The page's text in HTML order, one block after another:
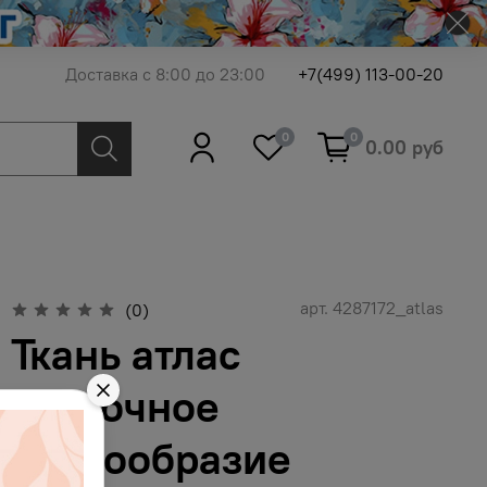
Доставка с 8:00 до 23:00 +7(499) 113-00-20
0 0 0.00 руб
(0) арт. 4287172_atlas
Ткань атлас
цветочное
разнообразие